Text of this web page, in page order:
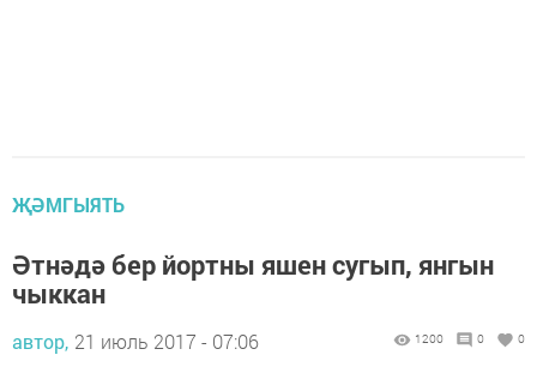
ҖӘМГЫЯТЬ
Әтнәдә бер йортны яшен сугып, янгын
чыккан
автор, 21 июль 2017 - 07:06 1200 0 0